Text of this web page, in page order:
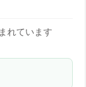
れています